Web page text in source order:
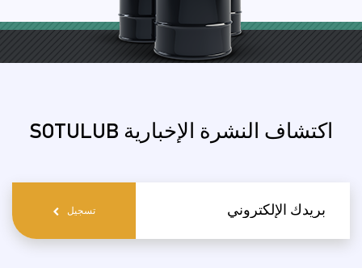
اكتشاف النشرة الإخبارية SOTULUB
تسجيل